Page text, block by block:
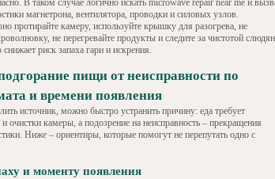
В таком случае логично искать microwave repair near me и
магнетрона, вентилятора, проводки и силовых узлов.
протирайте камеру, используйте крышку для разогрева, не
не перегревайте продукты и следите за чистотой
риск запаха гари и искрения.
пищи от неисправности по
и времени появления
источник, можно быстро устранить причину: еда требует
очистки камеры, а подозрение на неисправность – прекращения
Ниже – ориентиры, которые помогут не перепутать одно с
и моменту появления